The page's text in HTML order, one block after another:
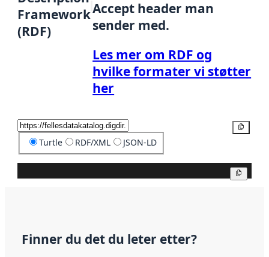
Framework
(RDF)
Accept header man
sender med.
Les mer om RDF og
hvilke formater vi støtter
her
Turtle RDF/XML JSON-LD
Finner du det du leter etter?